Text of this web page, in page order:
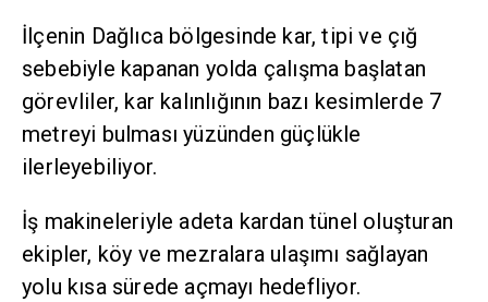
İlçenin Dağlıca bölgesinde kar, tipi ve çığ
sebebiyle kapanan yolda çalışma başlatan
görevliler, kar kalınlığının bazı kesimlerde 7
metreyi bulması yüzünden güçlükle
ilerleyebiliyor.
İş makineleriyle adeta kardan tünel oluşturan
ekipler, köy ve mezralara ulaşımı sağlayan
yolu kısa sürede açmayı hedefliyor.